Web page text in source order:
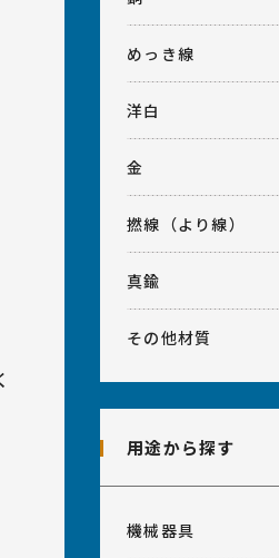
めっき線
洋白
金
撚線（より線）
真鍮
その他材質
用途から探す
機械器具